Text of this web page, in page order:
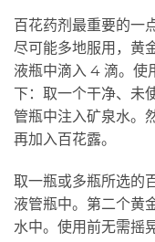
百花药剂最重要的一
尽可能多地服用，黄
液瓶中滴入 4 滴。使
下：取一个干净、未
管瓶中注入矿泉水。
再加入百花露。
取一瓶或多瓶所选的
液管瓶中。第二个黄
水中。使用前无需摇